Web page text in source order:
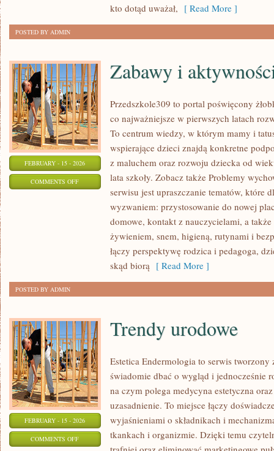
kto dotąd uważał, [ Read More ]
POSTED BY ADMIN
FEBRUARY - 15 - 2026
COMMENTS OFFON
AKTYWNOŚCI
Zabawy i
Przedszkole309 to portal poświęcony
co najważniejsze w pierwszych latach
To centrum wiedzy, w którym mamy i
wspierające dzieci znajdą konkretne
z maluchem oraz rozwoju dziecka od
lata szkoły. Zobacz także Problemy
serwisu jest upraszczanie tematów, które
wyzwaniem: przystosowanie do nowej
domowe, kontakt z nauczycielami, a
żywieniem, snem, higieną, rutynami i
łączy perspektywę rodzica i pedagoga,
skąd biorą [ Read More ]
POSTED BY ADMIN
FEBRUARY - 15 - 2026
COMMENTS OFFON
Trendy urodowe
Estetica Endermologia to serwis
świadomie dbać o wygląd i jednocześnie
na czym polega medycyna estetyczna
uzasadnienie. To miejsce łączy
wyjaśnieniami o składnikach i
tkankach i organizmie. Dzięki temu